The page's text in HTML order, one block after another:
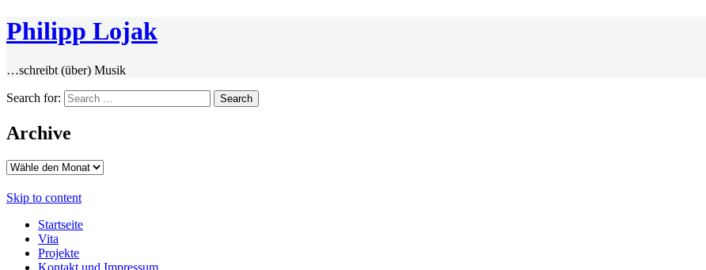
Philipp Lojak
…schreibt (über) Musik
Search for:
Archive
Skip to content
Startseite
Vita
Projekte
Kontakt und Impressum